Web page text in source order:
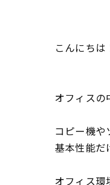
こんにちは
オフィスの
コピー機や
基本性能だ
オフィス環